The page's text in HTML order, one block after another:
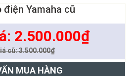
điện Yamaha cũ
2.500.000₫
cũ: 3.500.000₫
MUA HÀNG